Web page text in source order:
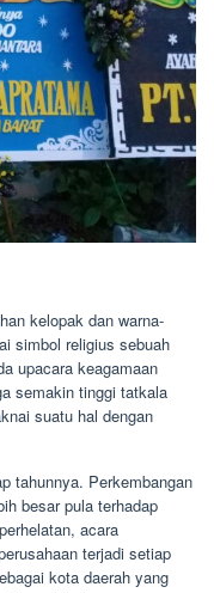
kelopak dan warna-
simbol religius sebuah
upacara keagamaan
semakin tinggi tatkala
suatu hal dengan
tahunnya. Perkembangan
besar pula terhadap
acara
terjadi setiap
kota daerah yang